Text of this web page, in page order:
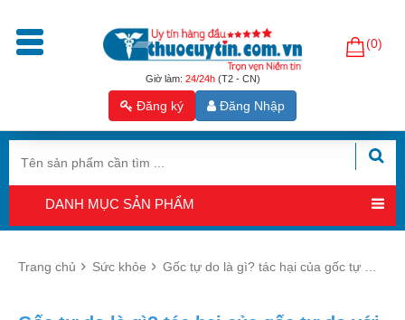
Giờ làm: 24/24h(T2 - CN)
(0)
Đăng ký Đăng Nhập
Trang
phẩm
Tăng
sinh
lý
DANH MỤC SẢN PHẨM
Trang chủ Sức khỏe